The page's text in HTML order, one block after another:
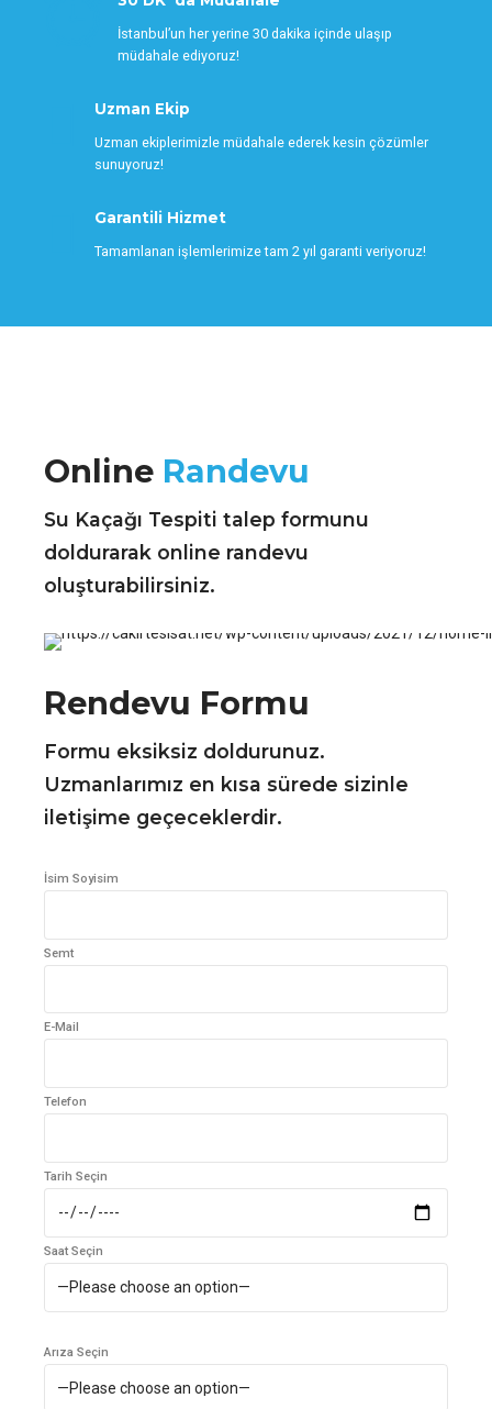
İstanbul’un her yerine 30 dakika içinde ulaşıp
müdahale ediyoruz!
Uzman Ekip
Uzman ekiplerimizle müdahale ederek kesin çözümler
sunuyoruz!
Garantili Hizmet
Tamamlanan işlemlerimize tam 2 yıl garanti veriyoruz!
Online Randevu
Su Kaçağı Tespiti talep formunu
doldurarak online randevu
oluşturabilirsiniz.
Rendevu Formu
Formu eksiksiz doldurunuz.
Uzmanlarımız en kısa sürede sizinle
iletişime geçeceklerdir.
İsim Soyisim
Semt
E-Mail
Telefon
Tarih Seçin
Saat Seçin
Arıza Seçin